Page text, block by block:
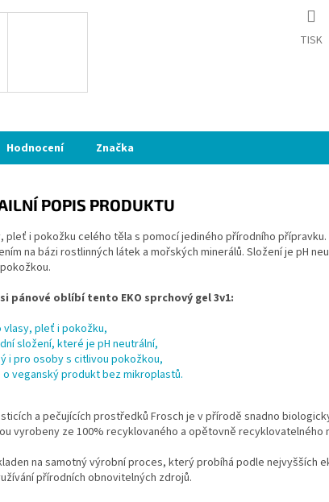
TISK
Hodnocení Značka
POPIS PRODUKTU
pleť i pokožku celého těla s pomocí jediného přírodního
na bázi rostlinných látek a mořských minerálů. Složení je pH
pánové oblíbí tento EKO sprchový gel 3v1:
vlasy, pleť i pokožku,
složení, které je pH neutrální,
i pro osoby s citlivou pokožkou,
o veganský produkt bez mikroplastů.
a pečujících prostředků Frosch je v přírodě snadno
vyrobeny ze 100% recyklovaného a opětovně
na samotný výrobní proces, který probíhá podle nejvyšších
přírodních obnovitelných zdrojů.